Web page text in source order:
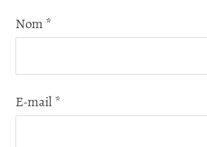
Nom *
E-mail *